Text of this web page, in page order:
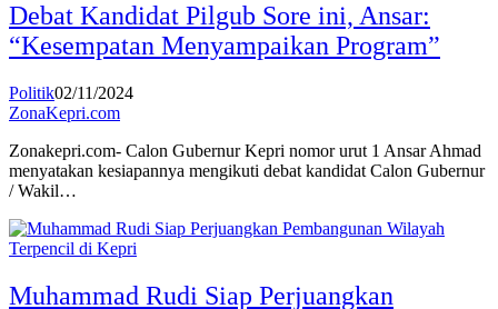
Debat Kandidat Pilgub Sore ini, Ansar:
“Kesempatan Menyampaikan Program”
Politik02/11/2024
ZonaKepri.com
Zonakepri.com- Calon Gubernur Kepri nomor urut 1 Ansar Ahmad
menyatakan kesiapannya mengikuti debat kandidat Calon Gubernur
/ Wakil…
Muhammad Rudi Siap Perjuangkan